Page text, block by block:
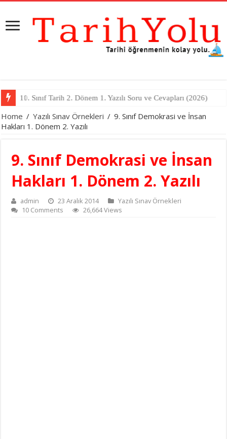
11. Sınıf Tarih 2. Dönem 1. Yazılı Soru ve Cevapları (2026)
Home / Yazılı Sınav Örnekleri / 9. Sınıf Demokrasi ve İnsan
Hakları 1. Dönem 2. Yazılı
9. Sınıf Demokrasi ve İnsan
Hakları 1. Dönem 2. Yazılı
admin 23 Aralık 2014
Yazılı Sınav Örnekleri
10 Comments
26,664 Views